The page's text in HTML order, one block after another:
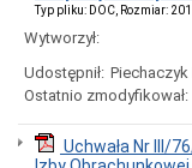
Małżeństwa,
zgony
Meldunki
Nieruchomości
Nieodpłatna
pomoc
Typ pliku: DOC, Rozmiar: 201
Wytworzył:
Udostępnił: Piechaczyk
Ostatnio zmodyfikował:
Uchwała Nr III/